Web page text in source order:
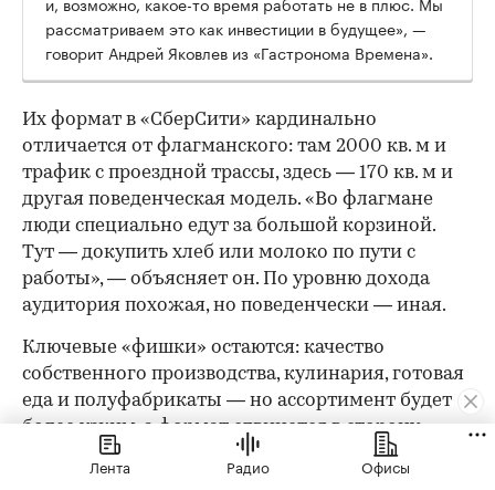
рассматриваем это как инвестиции в будущее», —
говорит Андрей Яковлев из «Гастронома Времена».
Их формат в «СберСити» кардинально
отличается от флагманского: там 2000 кв. м и
трафик с проездной трассы, здесь — 170 кв. м и
другая поведенческая модель. «Во флагмане
люди специально едут за большой корзиной.
Тут — докупить хлеб или молоко по пути с
работы», — объясняет он. По уровню дохода
аудитория похожая, но поведенчески — иная.
Ключевые «фишки» остаются: качество
собственного производства, кулинария, готовая
еда и полуфабрикаты — но ассортимент будет
более узким, а формат сдвинется в сторону
ежедневных небольших покупок. Впрочем,
малым форматом история не ограничивается: в
Лента Радио Офисы